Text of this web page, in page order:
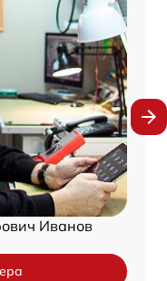
Иванов